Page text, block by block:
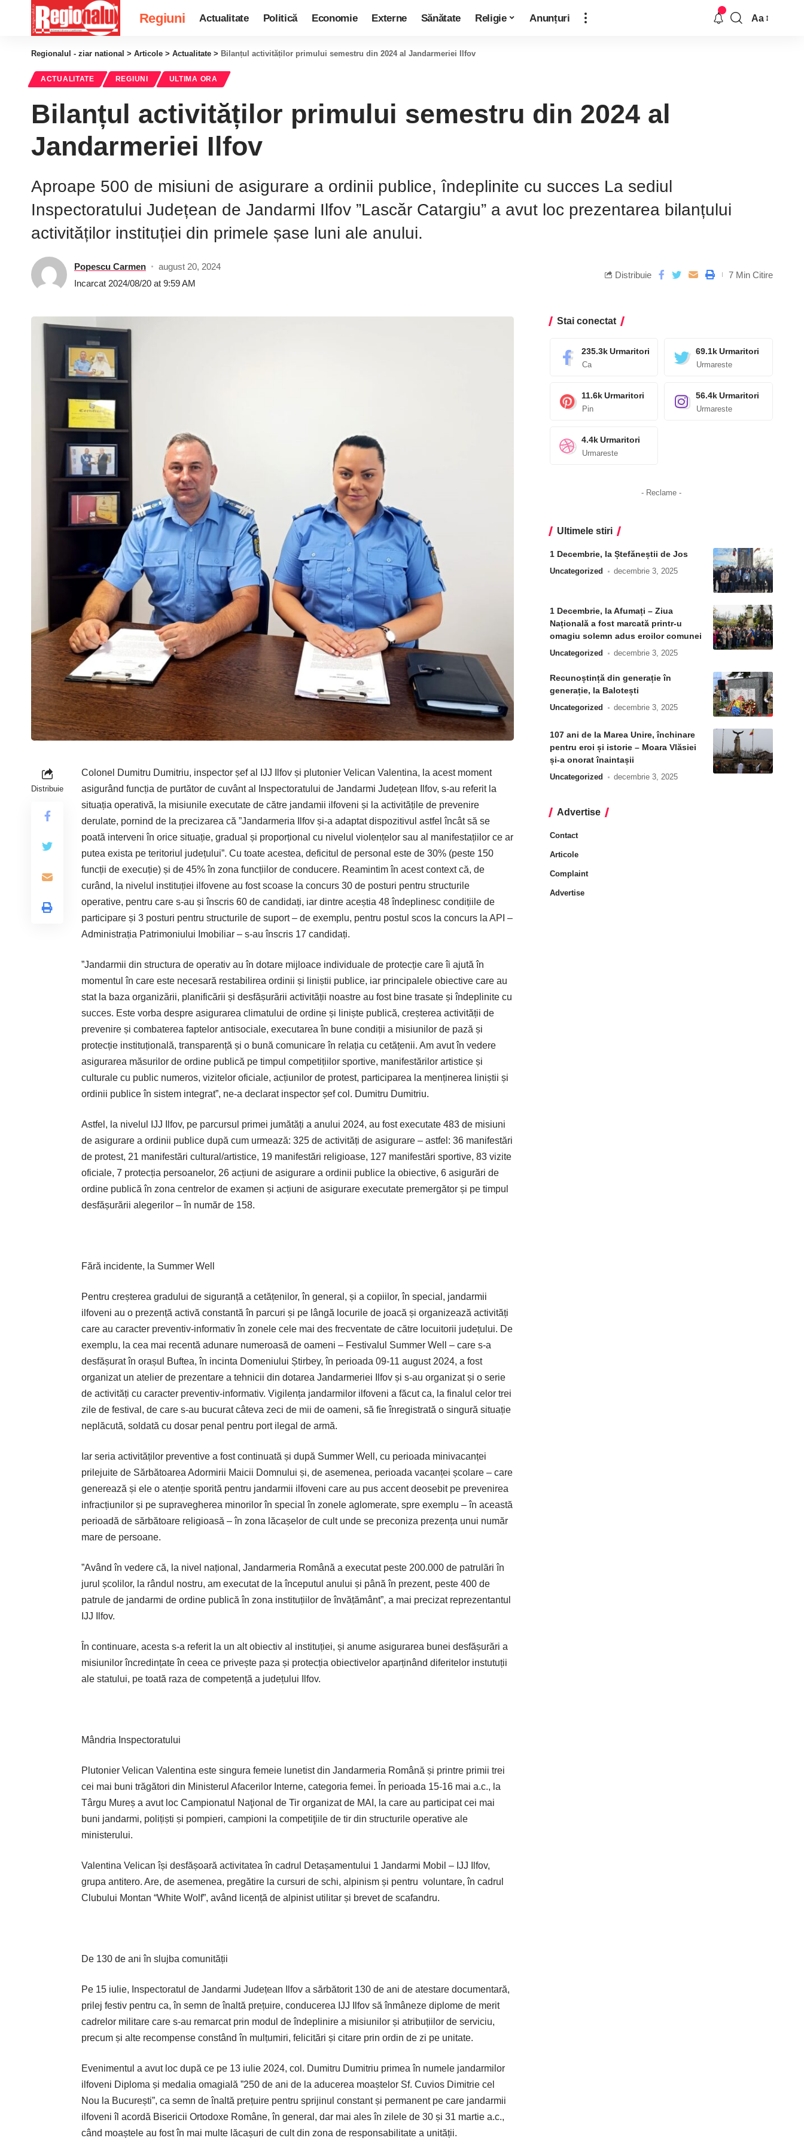
Regiuni Actualitate Politică Economie Externe Sănătate Religie Anunțuri Aa
Regionalul - ziar national > Articole > Actualitate > Bilanțul activităților primului semestru din 2024 al Jandarmeriei Ilfov
ACTUALITATE REGIUNI ULTIMA ORA
Bilanțul activităților primului semestru din 2024 al
Jandarmeriei Ilfov
Aproape 500 de misiuni de asigurare a ordinii publice, îndeplinite cu succes La sediul
Inspectoratului Județean de Jandarmi Ilfov ”Lascăr Catargiu” a avut loc prezentarea bilanțului
activităților instituției din primele șase luni ale anului.
Popescu Carmen
august 20, 2024
Incarcat 2024/08/20 at 9:59 AM
Distribuie 7 Min Citire
Distribuie
Colonel Dumitru Dumitriu, inspector șef al IJJ Ilfov și plutonier Velican Valentina, la acest moment
asigurând funcția de purtător de cuvânt al Inspectoratului de Jandarmi Județean Ilfov, s-au referit la
situația operativă, la misiunile executate de către jandamii ilfoveni și la activitățile de prevenire
derulate, pornind de la precizarea că ”Jandarmeria Ilfov și-a adaptat dispozitivul astfel încât să se
poată interveni în orice situație, gradual și proporțional cu nivelul violențelor sau al manifestațiilor ce ar
putea exista pe teritoriul județului”. Cu toate acestea, deficitul de personal este de 30% (peste 150
funcții de execuție) și de 45% în zona funcțiilor de conducere. Reamintim în acest context că, de
curând, la nivelul instituției ilfovene au fost scoase la concurs 30 de posturi pentru structurile
operative, pentru care s-au și înscris 60 de candidați, iar dintre aceștia 48 îndeplinesc condițiile de
participare și 3 posturi pentru structurile de suport – de exemplu, pentru postul scos la concurs la API –
Administrația Patrimoniului Imobiliar – s-au înscris 17 candidați.
”Jandarmii din structura de operativ au în dotare mijloace individuale de protecție care îi ajută în
momentul în care este necesară restabilirea ordinii și liniștii publice, iar principalele obiective care au
stat la baza organizării, planificării și desfășurării activității noastre au fost bine trasate și îndeplinite cu
succes. Este vorba despre asigurarea climatului de ordine și liniște publică, creșterea activității de
prevenire și combaterea faptelor antisociale, executarea în bune condiții a misiunilor de pază și
protecție instituțională, transparență și o bună comunicare în relația cu cetățenii. Am avut în vedere
asigurarea măsurilor de ordine publică pe timpul competițiilor sportive, manifestărilor artistice și
culturale cu public numeros, vizitelor oficiale, acțiunilor de protest, participarea la menținerea liniștii și
ordinii publice în sistem integrat”, ne-a declarat inspector șef col. Dumitru Dumitriu.
Astfel, la nivelul IJJ Ilfov, pe parcursul primei jumătăți a anului 2024, au fost executate 483 de misiuni
de asigurare a ordinii publice după cum urmează: 325 de activități de asigurare – astfel: 36 manifestări
de protest, 21 manifestări cultural/artistice, 19 manifestări religioase, 127 manifestări sportive, 83 vizite
oficiale, 7 protecția persoanelor, 26 acțiuni de asigurare a ordinii publice la obiective, 6 asigurări de
ordine publică în zona centrelor de examen și acțiuni de asigurare executate premergător și pe timpul
desfășurării alegerilor – în număr de 158.
Fără incidente, la Summer Well
Pentru creșterea gradului de siguranță a cetățenilor, în general, și a copiilor, în special, jandarmii
ilfoveni au o prezență activă constantă în parcuri și pe lângă locurile de joacă și organizează activități
care au caracter preventiv-informativ în zonele cele mai des frecventate de către locuitorii județului. De
exemplu, la cea mai recentă adunare numeroasă de oameni – Festivalul Summer Well – care s-a
desfășurat în orașul Buftea, în incinta Domeniului Știrbey, în perioada 09-11 august 2024, a fost
organizat un atelier de prezentare a tehnicii din dotarea Jandarmeriei Ilfov și s-au organizat și o serie
de activități cu caracter preventiv-informativ. Vigilența jandarmilor ilfoveni a făcut ca, la finalul celor trei
zile de festival, de care s-au bucurat câteva zeci de mii de oameni, să fie înregistrată o singură situație
neplăcută, soldată cu dosar penal pentru port ilegal de armă.
Iar seria activităților preventive a fost continuată și după Summer Well, cu perioada minivacanței
prilejuite de Sărbătoarea Adormirii Maicii Domnului și, de asemenea, perioada vacanței școlare – care
generează și ele o atenție sporită pentru jandarmii ilfoveni care au pus accent deosebit pe prevenirea
infracțiunilor și pe supravegherea minorilor în special în zonele aglomerate, spre exemplu – în această
perioadă de sărbătoare religioasă – în zona lăcașelor de cult unde se preconiza prezența unui număr
mare de persoane.
”Având în vedere că, la nivel național, Jandarmeria Română a executat peste 200.000 de patrulări în
jurul școlilor, la rândul nostru, am executat de la începutul anului și până în prezent, peste 400 de
patrule de jandarmi de ordine publică în zona instituțiilor de învățământ”, a mai precizat reprezentantul
IJJ Ilfov.
În continuare, acesta s-a referit la un alt obiectiv al instituției, și anume asigurarea bunei desfășurări a
misiunilor încredințate în ceea ce privește paza și protecția obiectivelor aparținând diferitelor instutuții
ale statului, pe toată raza de competență a județului Ilfov.
Mândria Inspectoratului
Plutonier Velican Valentina este singura femeie lunetist din Jandarmeria Română și printre primii trei
cei mai buni trăgători din Ministerul Afacerilor Interne, categoria femei. În perioada 15-16 mai a.c., la
Târgu Mureș a avut loc Campionatul Naţional de Tir organizat de MAI, la care au participat cei mai
buni jandarmi, polițiști și pompieri, campioni la competiţiile de tir din structurile operative ale
ministerului.
Valentina Velican își desfășoară activitatea în cadrul Detașamentului 1 Jandarmi Mobil – IJJ Ilfov,
grupa antitero. Are, de asemenea, pregătire la cursuri de schi, alpinism și pentru voluntare, în cadrul
Clubului Montan “White Wolf”, având licență de alpinist utilitar și brevet de scafandru.
De 130 de ani în slujba comunității
Pe 15 iulie, Inspectoratul de Jandarmi Județean Ilfov a sărbătorit 130 de ani de atestare documentară,
prilej festiv pentru ca, în semn de înaltă prețuire, conducerea IJJ Ilfov să înmâneze diplome de merit
cadrelor militare care s-au remarcat prin modul de îndeplinire a misiunilor și atribuțiilor de serviciu,
precum și alte recompense constând în mulțumiri, felicitări și citare prin ordin de zi pe unitate.
Evenimentul a avut loc după ce pe 13 iulie 2024, col. Dumitru Dumitriu primea în numele jandarmilor
ilfoveni Diploma și medalia omagială ”250 de ani de la aducerea moaștelor Sf. Cuvios Dimitrie cel
Nou la București”, ca semn de înaltă prețuire pentru sprijinul constant și permanent pe care jandarmii
ilfoveni îl acordă Bisericii Ortodoxe Române, în general, dar mai ales în zilele de 30 și 31 martie a.c.,
când moaștele au fost în mai multe lăcașuri de cult din zona de responsabilitate a unității.
Stai conectat
235.3k Urmaritori
Ca
69.1k Urmaritori
Urmareste
11.6k Urmaritori
Pin
56.4k Urmaritori
Urmareste
4.4k Urmaritori
Urmareste
- Reclame -
Ultimele stiri
1 Decembrie, la Ștefăneștii de Jos
Uncategorized decembrie 3, 2025
1 Decembrie, la Afumați – Ziua
Națională a fost marcată printr-u
omagiu solemn adus eroilor comunei
Uncategorized decembrie 3, 2025
Recunoștință din generație în
generație, la Balotești
Uncategorized decembrie 3, 2025
107 ani de la Marea Unire, închinare
pentru eroi și istorie – Moara Vlăsiei
și-a onorat înaintașii
Uncategorized decembrie 3, 2025
Advertise
Contact
Articole
Complaint
Advertise